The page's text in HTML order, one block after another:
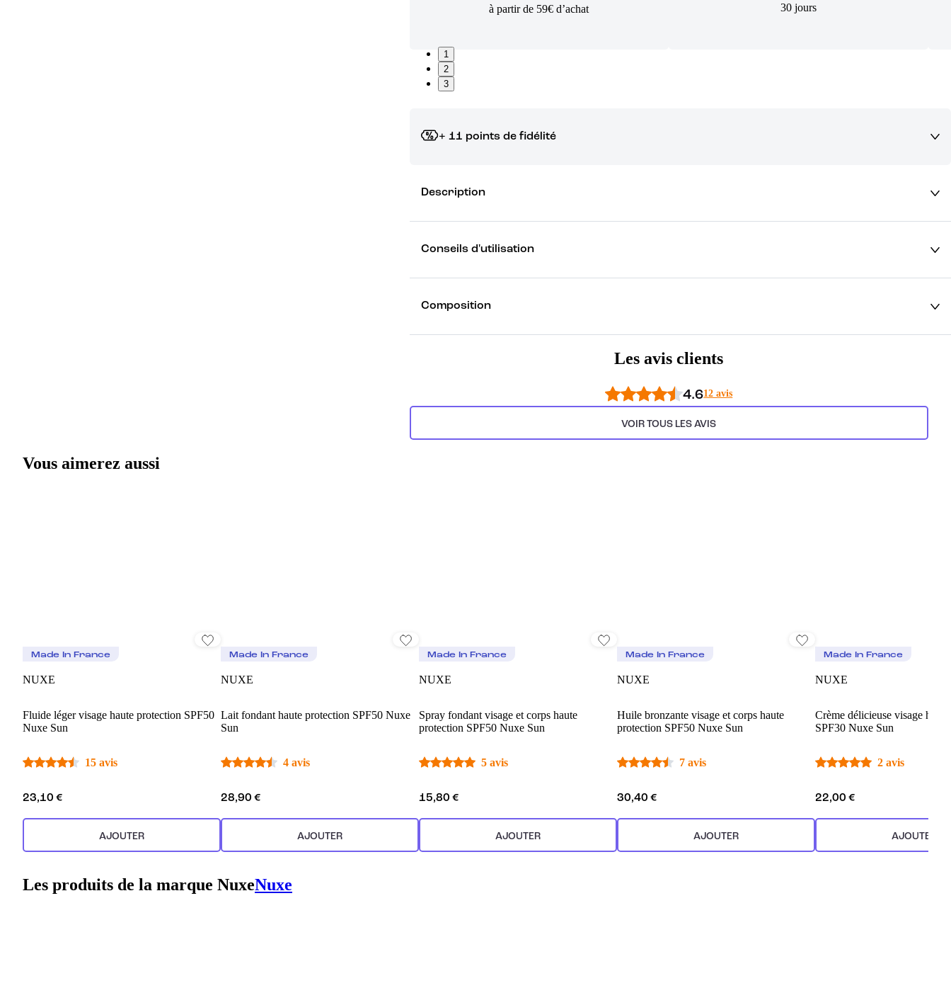
à partir de 59€ d’achat
30 jours
1
2
3
+ 11 points de fidélité
Description
Conseils d'utilisation
Composition
Les avis clients
4.612 avis
VOIR TOUS LES AVIS
Vous aimerez aussi
Made In France
NUXE
Fluide léger visage haute protection SPF50
Nuxe Sun
15 avis
23,10 €
AJOUTER
Made In France
NUXE
Lait fondant haute protection SPF50 Nuxe
Sun
4 avis
28,90 €
AJOUTER
Made In France
NUXE
Spray fondant visage et corps haute
protection SPF50 Nuxe Sun
5 avis
15,80 €
AJOUTER
Made In France
NUXE
Huile bronzante visage et corps haute
protection SPF50 Nuxe Sun
7 avis
30,40 €
AJOUTER
Made In France
NUXE
Crème délicieuse visage
SPF30 Nuxe Sun
2 avis
22,00 €
AJOUTER
Les produits de la marque NuxeNuxe